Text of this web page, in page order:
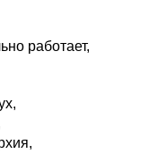
работает,